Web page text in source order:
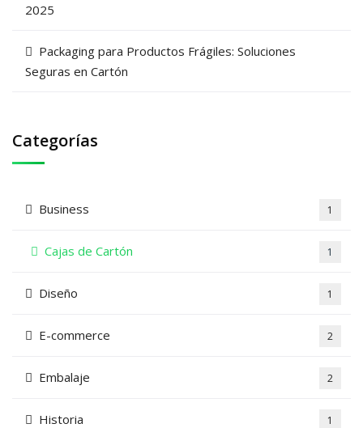
2025
Packaging para Productos Frágiles: Soluciones
Seguras en Cartón
Categorías
Business 1
Cajas de Cartón 1
Diseño 1
E-commerce 2
Embalaje 2
Historia 1